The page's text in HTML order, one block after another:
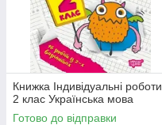
Книжка Індивідуальні роботи
2 клас Українська мова
Готово до відправки